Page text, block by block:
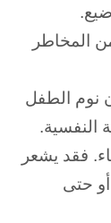
المخاطر
نوم الطفل
النفسية.
فقد يشعر
أو حتى